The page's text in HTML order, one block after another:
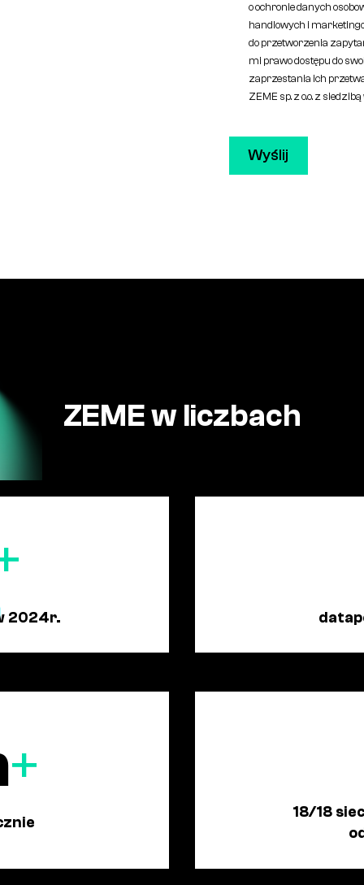
o ochronie danych
handlowych i
do przetworzenia
mi prawo dostępu do
zaprzestania ich
ZEME sp. z o.o. z
ZEME w liczbach
2024r.
+
18/18